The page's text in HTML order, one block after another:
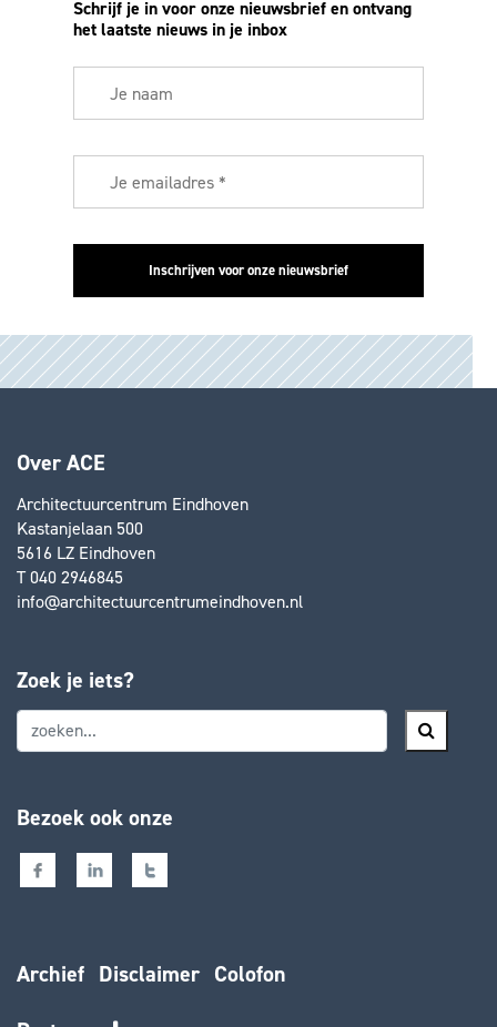
Schrijf je in voor onze nieuwsbrief en ontvang
het laatste nieuws in je inbox
Over ACE
Architectuurcentrum Eindhoven
Kastanjelaan 500
5616 LZ Eindhoven
T 040 2946845
info@architectuurcentrumeindhoven.nl
Zoek je iets?
Bezoek ook onze
Archief Disclaimer Colofon